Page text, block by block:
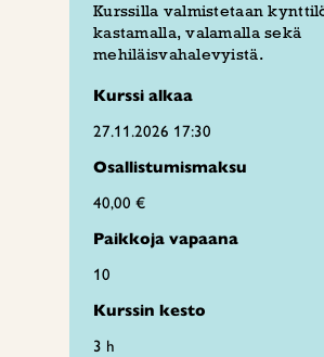
Kurssilla valmistetaan
kastamalla, valamalla sekä
mehiläisvahalevyistä.
Kurssi alkaa
27.11.2026 17:30
Osallistumismaksu
40,00 €
Paikkoja vapaana
10
Kurssin kesto
3 h